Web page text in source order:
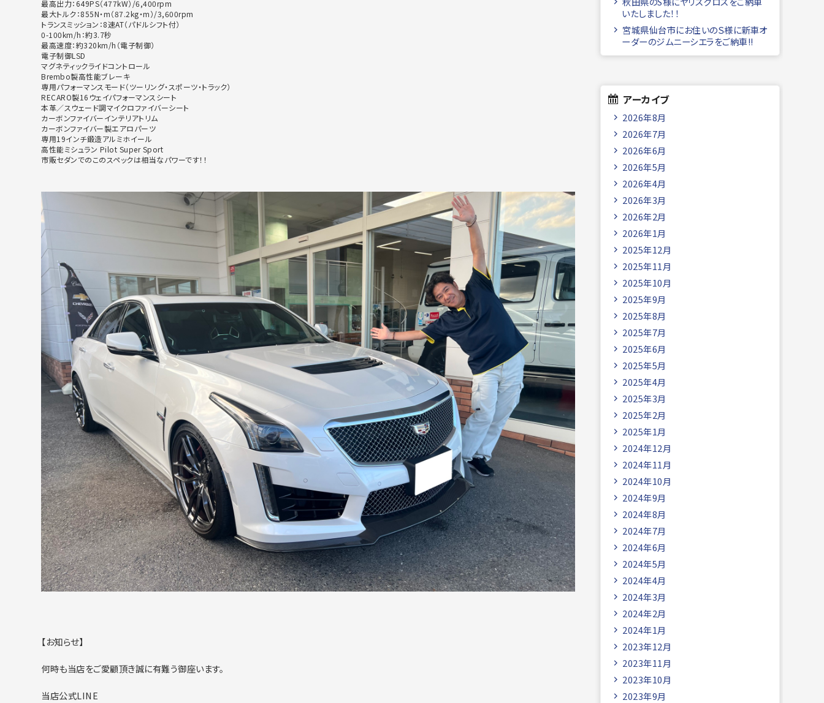
最高出力：649PS（477kW）/6,400rpm
最大トルク：855N・m（87.2kg・m）/3,600rpm
トランスミッション：8速AT（パドルシフト付）
0-100km/h：約3.7秒
最高速度：約320km/h（電子制御）
電子制御LSD
マグネティックライドコントロール
Brembo製高性能ブレーキ
専用パフォーマンスモード（ツーリング・スポーツ・トラック）
RECARO製16ウェイパフォーマンスシート
本革／スウェード調マイクロファイバーシート
カーボンファイバーインテリアトリム
カーボンファイバー製エアロパーツ
専用19インチ鍛造アルミホイール
高性能ミシュラン Pilot Super Sport
市販セダンでのこのスペックは相当なパワーです！！
【お知らせ】
何時も当店をご愛顧頂き誠に有難う御座います。
当店公式LINE
いたしました！！
宮城県仙台市にお住いのＳ様に新車オ
ーダーのジムニーシエラをご納車!!
アーカイブ
2026年8月
2026年7月
2026年6月
2026年5月
2026年4月
2026年3月
2026年2月
2026年1月
2025年12月
2025年11月
2025年10月
2025年9月
2025年8月
2025年7月
2025年6月
2025年5月
2025年4月
2025年3月
2025年2月
2025年1月
2024年12月
2024年11月
2024年10月
2024年9月
2024年8月
2024年7月
2024年6月
2024年5月
2024年4月
2024年3月
2024年2月
2024年1月
2023年12月
2023年11月
2023年10月
2023年9月